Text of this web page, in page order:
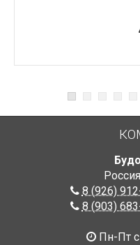
8 (926)
8 (903)
Пн-Пт